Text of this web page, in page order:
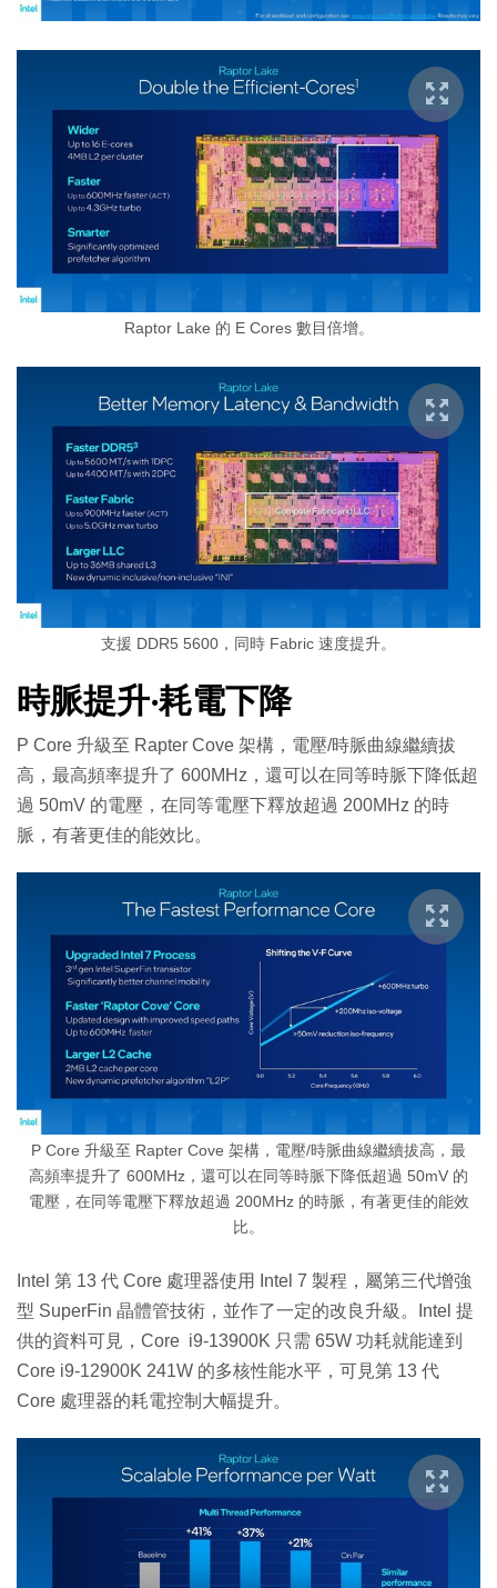
Raptor Lake 的 E Cores 數目倍增。
支援 DDR5 5600，同時 Fabric 速度提升。
時脈提升‧耗電下降
P Core 升級至 Rapter Cove 架構，電壓/時脈曲線繼續拔
高，最高頻率提升了 600MHz，還可以在同等時脈下降低超
過 50mV 的電壓，在同等電壓下釋放超過 200MHz 的時
脈，有著更佳的能效比。
P Core 升級至 Rapter Cove 架構，電壓/時脈曲線繼續拔高，最
高頻率提升了 600MHz，還可以在同等時脈下降低超過 50mV 的
電壓，在同等電壓下釋放超過 200MHz 的時脈，有著更佳的能效
比。
Intel 第 13 代 Core 處理器使用 Intel 7 製程，屬第三代增強
型 SuperFin 晶體管技術，並作了一定的改良升級。Intel 提
供的資料可見，Core i9-13900K 只需 65W 功耗就能達到
Core i9-12900K 241W 的多核性能水平，可見第 13 代
Core 處理器的耗電控制大幅提升。